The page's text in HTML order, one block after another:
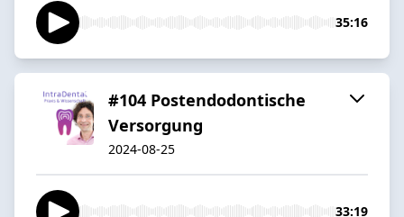
35:16
#104 Postendodontische
Versorgung
2024-08-25
33:19